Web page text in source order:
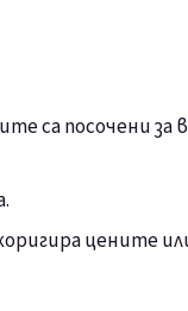
са посочени за
цените